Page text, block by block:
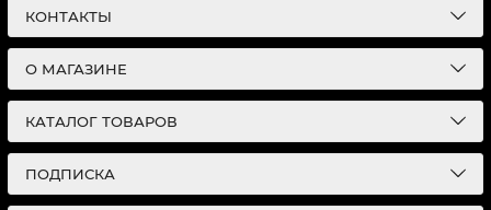
По направлениям:
радиально-упорные;
радиальные;
По способностям самоустановки:
КОНТАКТЫ
О МАГАЗИНЕ
КАТАЛОГ ТОВАРОВ
ПОДПИСКА